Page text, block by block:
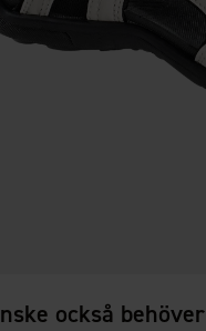
också behöver